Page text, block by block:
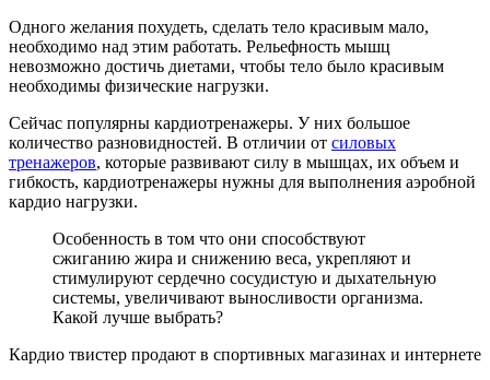
Одного желания похудеть, сделать тело красивым мало,
необходимо над этим работать. Рельефность мышц
невозможно достичь диетами, чтобы тело было красивым
необходимы физические нагрузки.
Сейчас популярны кардиотренажеры. У них большое
количество разновидностей. В отличии от силовых
тренажеров, которые развивают силу в мышцах, их объем и
гибкость, кардиотренажеры нужны для выполнения аэробной
кардио нагрузки.
Особенность в том что они способствуют
сжиганию жира и снижению веса, укрепляют и
стимулируют сердечно сосудистую и дыхательную
системы, увеличивают выносливости организма.
Какой лучше выбрать?
Кардио твистер продают в спортивных магазинах и интернете